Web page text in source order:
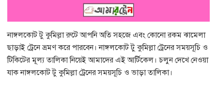
নাঙ্গলকোট টু কুমিল্লা রুটে আপনি অতি সহজে এবং কোনো রকম ঝামেলা
ছাড়াই ট্রেনে ভ্রমণ করে পারবেন। নাঙ্গলকোট টু কুমিল্লা ট্রেনের সময়সূচি ও
টিকিটের মূল্য তালিকা নিয়েই আমাদের এই আর্টিকেল। চলুন দেখে নেওয়া
যাক নাঙ্গলকোট টু কুমিল্লা ট্রেনের সময়সূচি ও ভাড়া তালিকা।